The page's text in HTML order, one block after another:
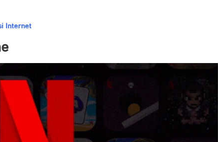
Internet